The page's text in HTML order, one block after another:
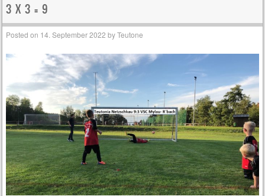
3 X 3 = 9
Posted on 14. September 2022 byTeutone